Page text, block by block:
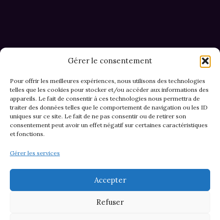
Gérer le consentement
Pour offrir les meilleures expériences, nous utilisons des technologies
telles que les cookies pour stocker et/ou accéder aux informations des
appareils. Le fait de consentir à ces technologies nous permettra de
traiter des données telles que le comportement de navigation ou les ID
uniques sur ce site. Le fait de ne pas consentir ou de retirer son
consentement peut avoir un effet négatif sur certaines caractéristiques
et fonctions.
Gérer les services
Accepter
Refuser
CGV et Retours
Mentions légales & confidentialité